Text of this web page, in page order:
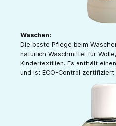
Waschen:
Die beste Pflege beim
natürlich Waschmittel für
Kindertextilien. Es enthält
und ist ECO-Control zertifiziert.